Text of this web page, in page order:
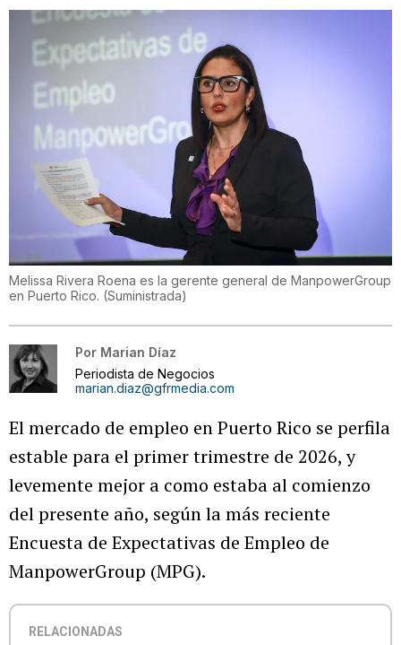
Melissa Rivera Roena es la gerente general de ManpowerGroup
en Puerto Rico. (Suministrada)
Por Marian Díaz
Periodista de Negocios
marian.diaz@gfrmedia.com
El mercado de empleo en Puerto Rico se perfila
estable para el primer trimestre de 2026, y
levemente mejor a como estaba al comienzo
del presente año, según la más reciente
Encuesta de Expectativas de Empleo de
ManpowerGroup (MPG).
RELACIONADAS